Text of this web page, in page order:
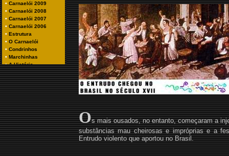
Os mais ousados, no entanto, começaram a
substâncias mau cheirosas e impróprias e a
Entrudo violento que aportou no Brasil.